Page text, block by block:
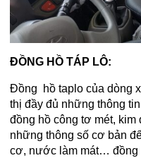
ĐỒNG HỒ TÁP LÔ:
Đồng hồ taplo của dòng
thị đầy đủ những thông
đồng hồ công tơ mét,
những thông số cơ bản
cơ, nước làm mát… đồng